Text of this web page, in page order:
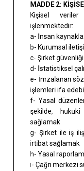
MADDE 2:
Kişisel veriler
işlenmektedir:
a- İnsan
b- Kurumsal
c- Şirket
d- İstatistiksel
e- İmzalanan
işlemleri ifa
f- Yasal
şekilde,
sağlamak
g- Şirket ile iş
irtibat sağlamak
h- Yasal
i- Çağrı merkezi